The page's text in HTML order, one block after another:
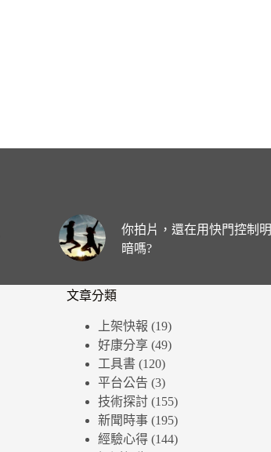
你拍片，還在用快門控制明
暗嗎?
文章分類
上架快報 (19)
好康分享 (49)
工具書 (120)
平台公告 (3)
技術探討 (155)
新聞時事 (195)
經驗心得 (144)